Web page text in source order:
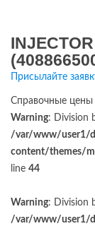
Присылайте
Справочные цены
Warning: Division
/var/www/user1/
content/themes/
line 44
Warning: Division
/var/www/user1/